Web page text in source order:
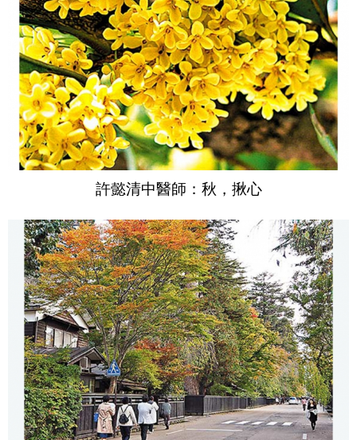
許懿清中醫師：秋，揪心